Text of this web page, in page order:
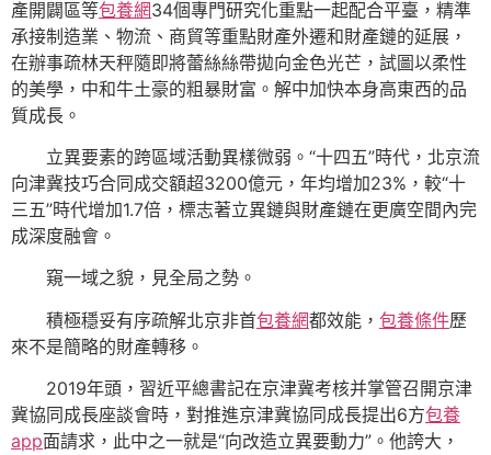
產開闢區等包養網34個專門研究化重點一起配合平臺，精準
承接制造業、物流、商貿等重點財產外遷和財產鏈的延展，
在辦事疏林天秤隨即將蕾絲絲帶拋向金色光芒，試圖以柔性
的美學，中和牛土豪的粗暴財富。解中加快本身高東西的品
質成長。
立異要素的跨區域活動異樣微弱。“十四五”時代，北京流
向津冀技巧合同成交額超3200億元，年均增加23%，較“十
三五”時代增加1.7倍，標志著立異鏈與財產鏈在更廣空間內完
成深度融會。
窺一域之貌，見全局之勢。
積極穩妥有序疏解北京非首包養網都效能， 包養條件歷
來不是簡略的財產轉移。
2019年頭，習近平總書記在京津冀考核并掌管召開京津
冀協同成長座談會時，對推進京津冀協同成長提出6方包養
app面請求，此中之一就是“向改造立異要動力”。他誇大，